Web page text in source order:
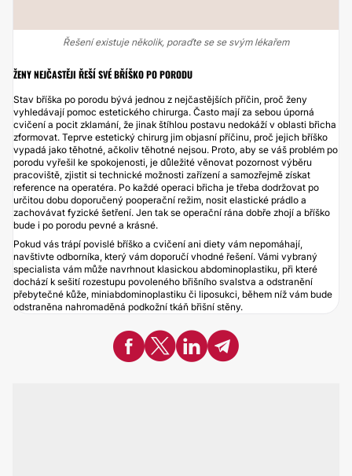
Řešení existuje několik, poraďte se se svým lékařem
ŽENY NEJČASTĚJI ŘEŠÍ SVÉ BŘÍŠKO PO PORODU
Stav bříška po porodu bývá jednou z nejčastějších příčin, proč ženy
vyhledávají pomoc estetického chirurga. Často mají za sebou úporná
cvičení a pocit zklamání, že jinak štíhlou postavu nedokáží v oblasti břicha
zformovat. Teprve estetický chirurg jim objasní příčinu, proč jejich bříško
vypadá jako těhotné, ačkoliv těhotné nejsou. Proto, aby se váš problém po
porodu vyřešil ke spokojenosti, je důležité věnovat pozornost výběru
pracoviště, zjistit si technické možnosti zařízení a samozřejmě získat
reference na operatéra. Po každé operaci břicha je třeba dodržovat po
určitou dobu doporučený pooperační režim, nosit elastické prádlo a
zachovávat fyzické šetření. Jen tak se operační rána dobře zhojí a bříško
bude i po porodu pevné a krásné.
Pokud vás trápí povislé bříško a cvičení ani diety vám nepomáhají,
navštivte odborníka, který vám doporučí vhodné řešení. Vámi vybraný
specialista vám může navrhnout klasickou abdominoplastiku, při které
dochází k sešití rozestupu povoleného břišního svalstva a odstranění
přebytečné kůže, miniabdominoplastiku či liposukci, během níž vám bude
odstraněna nahromaděná podkožní tkáň břišní stěny.